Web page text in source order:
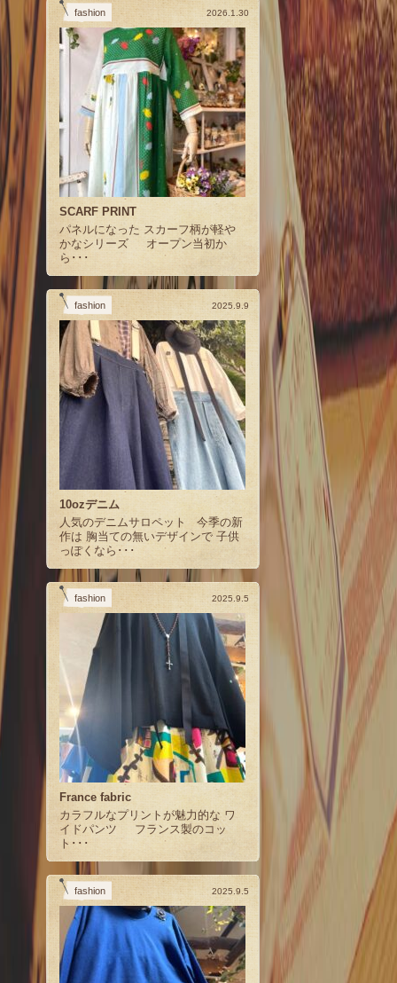
fashion 2026.1.30
SCARF PRINT
パネルになった スカーフ柄が軽や
かなシリーズ オープン当初か
ら･･･
fashion 2025.9.9
10ozデニム
人気のデニムサロペット 今季の新
作は 胸当ての無いデザインで 子供
っぽくなら･･･
fashion 2025.9.5
France fabric
カラフルなプリントが魅力的な ワ
イドパンツ フランス製のコッ
ト･･･
fashion 2025.9.5